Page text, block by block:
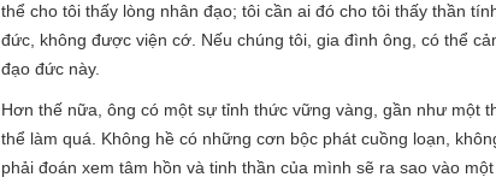
thể cho tôi thấy lòng nhân đạo; tôi cần ai đó cho tôi thấy thần
đức, không được viện cớ. Nếu chúng tôi, gia đình ông, có thể
đạo đức này.
Hơn thế nữa, ông có một sự tỉnh thức vững vàng, gần như một
thể làm quá. Không hề có những cơn bộc phát cuồng loạn,
phải đoán xem tâm hồn và tinh thần của mình sẽ ra sao vào một